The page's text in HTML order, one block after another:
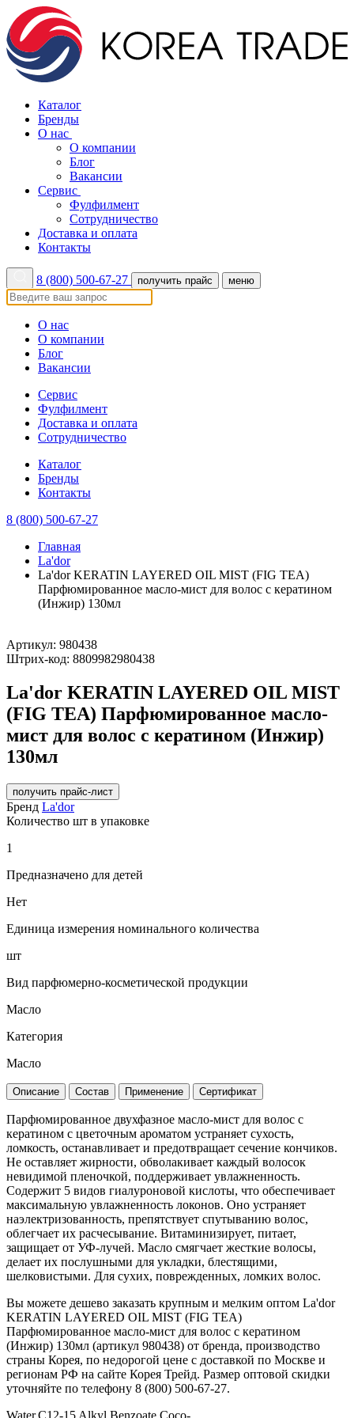
Каталог
Бренды
О нас
О компании
Блог
Вакансии
Сервис
Фулфилмент
Сотрудничество
Доставка и оплата
Контакты
8 (800) 500-67-27 получить прайс меню
О нас
О компании
Блог
Вакансии
Сервис
Фулфилмент
Доставка и оплата
Сотрудничество
Каталог
Бренды
Контакты
8 (800) 500-67-27
Главная
La'dor
La'dor KERATIN LAYERED OIL MIST (FIG TEA)
Парфюмированное масло-мист для волос с кератином
(Инжир) 130мл
Артикул: 980438
Штрих-код: 8809982980438
La'dor KERATIN LAYERED OIL MIST
(FIG TEA) Парфюмированное масло-
мист для волос с кератином (Инжир)
130мл
получить прайс-лист
Бренд La'dor
Количество шт в упаковке
1
Предназначено для детей
Нет
Единица измерения номинального количества
шт
Вид парфюмерно-косметической продукции
Масло
Категория
Масло
Описание Состав Применение Сертификат
Парфюмированное двухфазное масло-мист для волос с
кератином с цветочным ароматом устраняет сухость,
ломкость, останавливает и предотвращает сечение кончиков.
Не оставляет жирности, обволакивает каждый волосок
невидимой пленочкой, поддерживает увлажненность.
Содержит 5 видов гиалуроновой кислоты, что обеспечивает
максимальную увлажненность локонов. Оно устраняет
наэлектризованность, препятствует спутыванию волос,
облегчает их расчесывание. Витаминизирует, питает,
защищает от УФ-лучей. Масло смягчает жесткие волосы,
делает их послушными для укладки, блестящими,
шелковистыми. Для сухих, поврежденных, ломких волос.
Вы можете дешево заказать крупным и мелким оптом La'dor
KERATIN LAYERED OIL MIST (FIG TEA)
Парфюмированное масло-мист для волос с кератином
(Инжир) 130мл (артикул 980438) от бренда, производство
страны Корея, по недорогой цене с доставкой по Москве и
регионам РФ на сайте Корея Трейд. Размер оптовой скидки
уточняйте по телефону 8 (800) 500-67-27.
Water,C12-15 Alkyl Benzoate,Coco-